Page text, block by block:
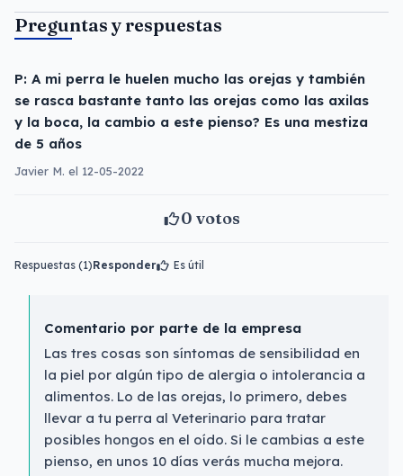
Preguntas y respuestas
P: A mi perra le huelen mucho las orejas y también
se rasca bastante tanto las orejas como las axilas
y la boca, la cambio a este pienso? Es una mestiza
de 5 años
Javier M. el 12-05-2022
0 votos
Respuestas (1)Responder Es útil
Comentario por parte de la empresa
Las tres cosas son síntomas de sensibilidad en
la piel por algún tipo de alergia o intolerancia a
alimentos. Lo de las orejas, lo primero, debes
llevar a tu perra al Veterinario para tratar
posibles hongos en el oído. Si le cambias a este
pienso, en unos 10 días verás mucha mejora.